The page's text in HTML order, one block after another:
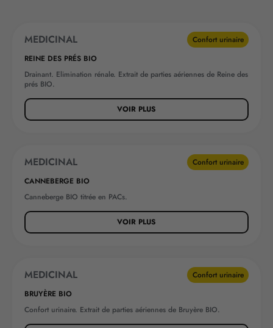
MEDICINAL
Confort urinaire
REINE DES PRÉS BIO
Drainant. Elimination rénale. Extrait de parties aériennes de Reine des
prés BIO.
VOIR PLUS
MEDICINAL
Confort urinaire
CANNEBERGE BIO
Canneberge BIO titrée en PACs.
VOIR PLUS
MEDICINAL
Confort urinaire
BRUYÈRE BIO
Confort urinaire. Extrait de parties aériennes de Bruyère BIO.